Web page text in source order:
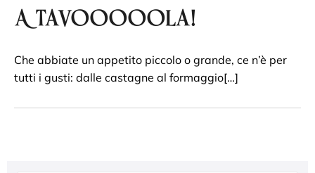
A tavooooola!
Che abbiate un appetito piccolo o grande, ce n’è per
tutti i gusti: dalle castagne al formaggio[…]